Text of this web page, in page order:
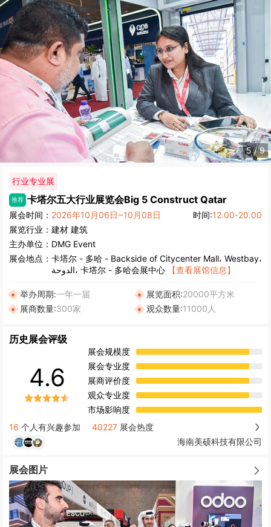
5/9
行业专业展
推荐 卡塔尔五大行业展览会Big 5 Construct Qatar
展会时间： 2026年10月06日~10月08日 时间:12.00-20.00
展览行业： 建材 建筑
主办单位： DMG Event
展会地点： 卡塔尔 - 多哈 - Backside of Citycenter Mall، Westbay،
الدوحة، 卡塔尔 - 多哈会展中心
【查看展馆信息】
举办周期:一年一届 展览面积:20000平方米
展商数量:300家 观众数量:11000人
历史展会评级
4.6
展会规模度
展会专业度
展商评价度
观众专业度
市场影响度
16 个人有兴趣参加 40227 展会热度
海南美硕科技有限公司
展会图片